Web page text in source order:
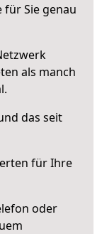
für Sie genau
als manch
das seit
für Ihre
oder